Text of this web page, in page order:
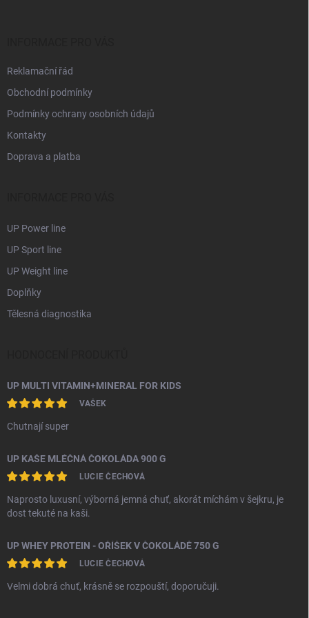
Reklamační řád
Obchodní podmínky
Podmínky ochrany osobních údajů
Kontakty
Doprava a platba
UP Power line
UP Sport line
UP Weight line
Doplňky
Tělesná diagnostika
UP MULTI VITAMIN+MINERAL FOR KIDS
VAŠEK
Chutnají super
UP KAŠE MLÉČNÁ ČOKOLÁDA 900 G
LUCIE ČECHOVÁ
Naprosto luxusní, výborná jemná chuť, akorát míchám v šejkru, je
dost tekuté na kaši.
UP WHEY PROTEIN - OŘÍŠEK V ČOKOLÁDĚ 750 G
LUCIE ČECHOVÁ
Velmi dobrá chuť, krásně se rozpouští, doporučuji.